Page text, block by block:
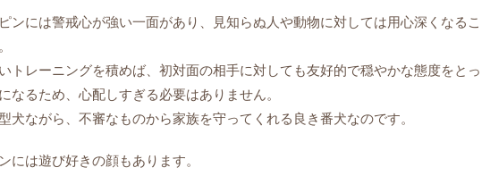
ンには警戒心が強い一面があり、見知らぬ人や動物に対しては用心深くなるこ
トレーニングを積めば、初対面の相手に対しても友好的で穏やかな態度をとっ
なるため、心配しすぎる必要はありません。
犬ながら、不審なものから家族を守ってくれる良き番犬なのです。
には遊び好きの顔もあります。